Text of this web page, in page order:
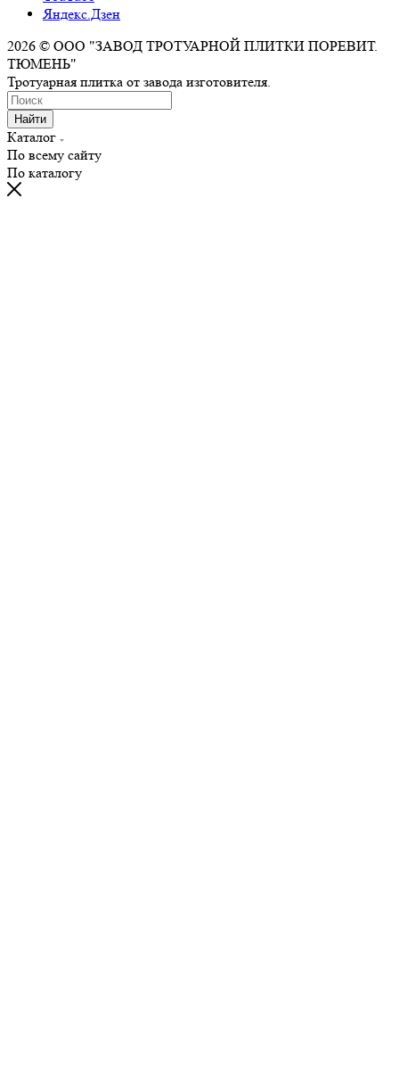
Яндекс.Дзен
2026 © ООО "ЗАВОД ТРОТУАРНОЙ ПЛИТКИ ПОРЕВИТ.
ТЮМЕНЬ"
Тротуарная плитка от завода изготовителя.
Найти
Каталог
По всему сайту
По каталогу